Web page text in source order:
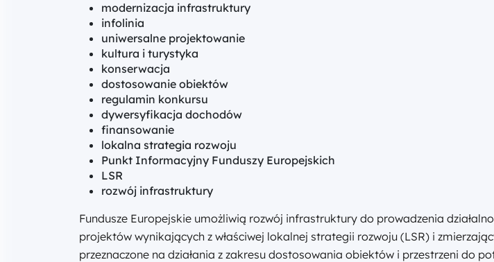
modernizacja infrastruktury
infolinia
uniwersalne projektowanie
kultura i turystyka
konserwacja
dostosowanie obiektów
regulamin konkursu
dywersyfikacja dochodów
finansowanie
lokalna strategia rozwoju
Punkt Informacyjny Funduszy Europejskich
LSR
rozwój infrastruktury
Fundusze Europejskie umożliwią rozwój infrastruktury do prowadzenia
projektów wynikających z właściwej lokalnej strategii rozwoju (LSR) i
przeznaczone na działania z zakresu dostosowania obiektów i przestrzeni do